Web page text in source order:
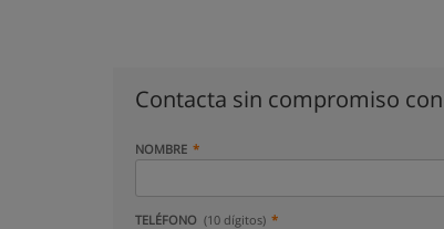
Contacta sin compromiso con
NOMBRE
TELÉFONO (10 dígitos)